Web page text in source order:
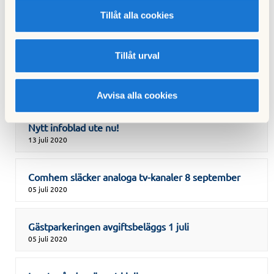
Tillåt alla cookies
Tillåt urval
Avvisa alla cookies
19 september 2020
Besiktning av garageportar 1-2 oktober
Nytt infoblad ute nu!
13 juli 2020
Comhem släcker analoga tv-kanaler 8 september
05 juli 2020
Gästparkeringen avgiftsbeläggs 1 juli
05 juli 2020